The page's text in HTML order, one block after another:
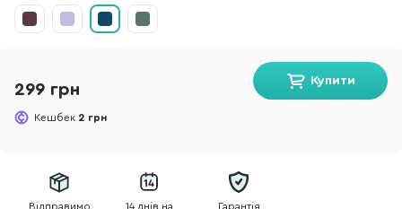
299 грн
Кешбек 2 грн
Купити
Відправимо
14 днів на
Гарантія